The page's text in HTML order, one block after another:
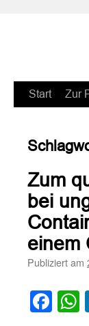
Zum
springen
Start Zur
Zum
bei
einem
Publiziert am